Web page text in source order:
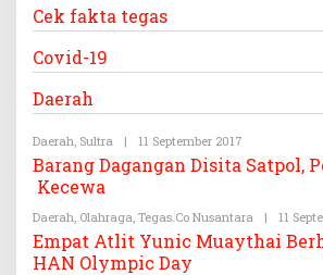
Cek fakta tegas
Covid-19
Daerah
Daerah, Sultra | 11 September 2017
E
E
G
A
Barang Dagangan Disita Satpol,
Kecewa
Daerah, Olahraga, Tegas.co Nusantara | 11
Empat Atlit Yunic Muaythai
HAN Olympic Day